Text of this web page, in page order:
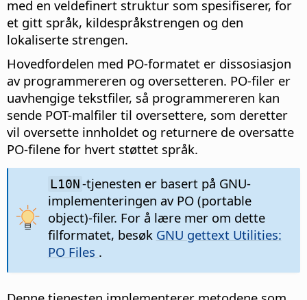
med en veldefinert struktur som spesifiserer, for
et gitt språk, kildespråkstrengen og den
lokaliserte strengen.
Hovedfordelen med PO-formatet er dissosiasjon
av programmereren og oversetteren. PO-filer er
uavhengige tekstfiler, så programmereren kan
sende POT-malfiler til oversettere, som deretter
vil oversette innholdet og returnere de oversatte
PO-filene for hvert støttet språk.
L10N-tjenesten er basert på GNU-
implementeringen av PO (portable
object)-filer. For å lære mer om dette
filformatet, besøk GNU gettext Utilities:
PO Files .